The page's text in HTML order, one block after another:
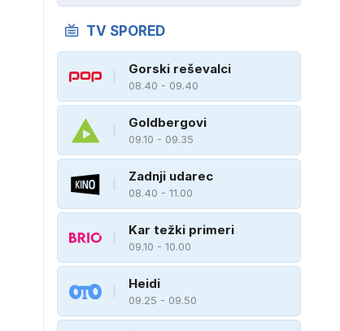
TV SPORED
Gorski reševalci
08.40 - 09.40
Goldbergovi
09.10 - 09.35
Zadnji udarec
08.40 - 11.00
Kar težki primeri
09.10 - 10.00
Heidi
09.25 - 09.50